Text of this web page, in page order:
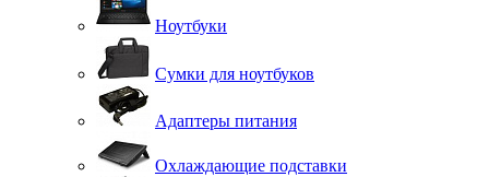
Ноутбуки
Сумки для ноутбуков
Адаптеры питания
Охлаждающие подставки